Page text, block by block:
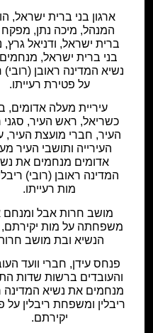
ארגון בני ברית ישראל,
המנהל, מיכה נתן, מפקח
ברית ישראל, ודניאל גרץ,
בני ברית ישראל,
נשיא המדינה ראובן (רובי)
על פטירת רעייתו.
עיריית מעלה אדומים,
כשריאל, ראש העיר,
העיר, חברי מועצת העיר,
העירייה ותושבי העיר
אדומים מנחמים את
המדינה ראובן (רובי)
מות רעייתו.
מושב חרות אבל
משפחתה על מות
הנשיא ובת מושב
פנחס עידן, חברי וועד
והעובדים ברשות שדות
מנחמים את נשיא המדינה
ריבלין ומשפחת ריבלין על
יקירתם.